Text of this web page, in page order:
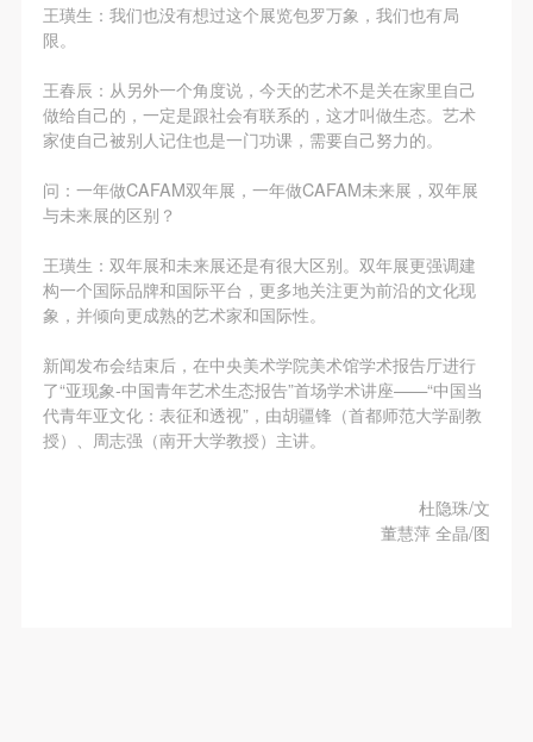
王璜生： 我们也没有想过这个展览包罗万象，我们也有局
限。
王春辰： 从另外一个角度说，今天的艺术不是关在家里自己
做给自己的，一定是跟社会有联系的，这才叫做生态。艺术
家使自己被别人记住也是一门功课，需要自己努力的。
问： 一年做CAFAM双年展，一年做CAFAM未来展，双年展
与未来展的区别？
王璜生： 双年展和未来展还是有很大区别。双年展更强调建
构一个国际品牌和国际平台，更多地关注更为前沿的文化现
象，并倾向更成熟的艺术家和国际性。
新闻发布会结束后，在中央美术学院美术馆学术报告厅进行
了“亚现象-中国青年艺术生态报告”首场学术讲座——“中国当
代青年亚文化：表征和透视”，由胡疆锋（首都师范大学副教
授）、周志强（南开大学教授）主讲。
杜隐珠/文
董慧萍 全晶/图
意，同时知晓并同意本免责声明。参加者签名/勾选
后，视作其家属也已知晓并同意。
我已认真阅读上述条款，并且同意。
意，同时知晓并同意本免责声明。参加者签名/勾选
后，视作其家属也已知晓并同意。
我已认真阅读上述条款，并且同意。
意，同时知晓并同意本免责声明。参加者签名/勾选
后，视作其家属也已知晓并同意。
我已认真阅读上述条款，并且同意。